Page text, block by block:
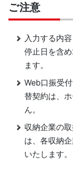
ご注意
入力する内
停止日を含
ます。
Web口振受
替契約は、
ん。
収納企業の
は、各収納
いたします。